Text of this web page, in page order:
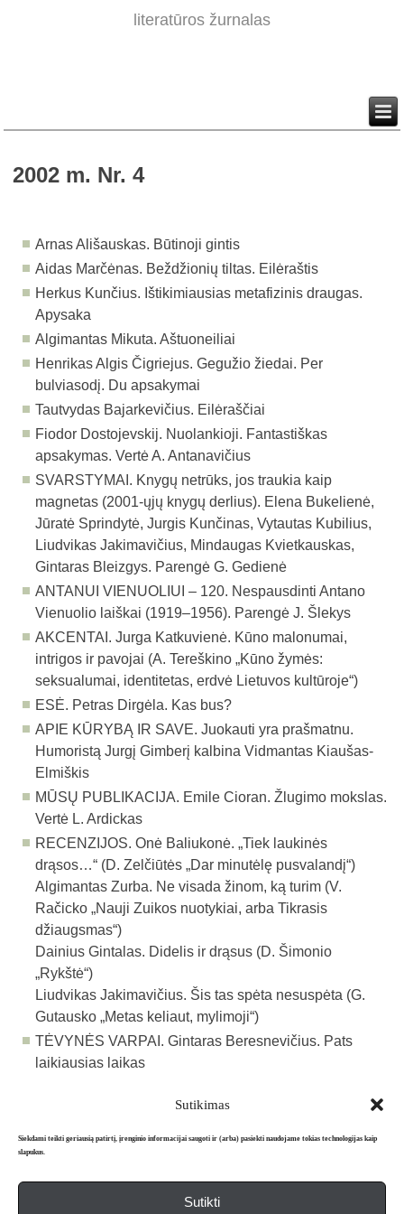
Sutikimas
Siekdami teikti geriausią patirtį, įrenginio informacijai saugoti ir (arba) pasiekti naudojame tokias technologijas kaip
slapukus.
Sutikti
literatūros žurnalas
2002 m. Nr. 4
Arnas Ališauskas. Būtinoji gintis
Aidas Marčėnas. Beždžionių tiltas. Eilėraštis
Herkus Kunčius. Ištikimiausias metafizinis draugas.
Apysaka
Algimantas Mikuta. Aštuoneiliai
Henrikas Algis Čigriejus. Gegužio žiedai. Per
bulviasodį. Du apsakymai
Tautvydas Bajarkevičius. Eilėraščiai
Fiodor Dostojevskij. Nuolankioji. Fantastiškas
apsakymas. Vertė A. Antanavičius
SVARSTYMAI. Knygų netrūks, jos traukia kaip
magnetas (2001-ųjų knygų derlius). Elena Bukelienė,
Jūratė Sprindytė, Jurgis Kunčinas, Vytautas Kubilius,
Liudvikas Jakimavičius, Mindaugas Kvietkauskas,
Gintaras Bleizgys. Parengė G. Gedienė
ANTANUI VIENUOLIUI – 120. Nespausdinti Antano
Vienuolio laiškai (1919–1956). Parengė J. Šlekys
AKCENTAI. Jurga Katkuvienė. Kūno malonumai,
intrigos ir pavojai (A. Tereškino „Kūno žymės:
seksualumai, identitetas, erdvė Lietuvos kultūroje“)
ESĖ. Petras Dirgėla. Kas bus?
APIE KŪRYBĄ IR SAVE. Juokauti yra prašmatnu.
Humoristą Jurgį Gimberį kalbina Vidmantas Kiaušas-
Elmiškis
MŪSŲ PUBLIKACIJA. Emile Cioran. Žlugimo mokslas.
Vertė L. Ardickas
RECENZIJOS. Onė Baliukonė. „Tiek laukinės
drąsos…“ (D. Zelčiūtės „Dar minutėlę pusvalandį“)
Algimantas Zurba. Ne visada žinom, ką turim (V.
Račicko „Nauji Zuikos nuotykiai, arba Tikrasis
džiaugsmas“)
Dainius Gintalas. Didelis ir drąsus (D. Šimonio
„Rykštė“)
Liudvikas Jakimavičius. Šis tas spėta ne­suspėta (G.
Gutausko „Metas keliaut, mylimoji“)
TĖVYNĖS VARPAI. Gintaras Beresnevičius. Pats
laikiausias laikas